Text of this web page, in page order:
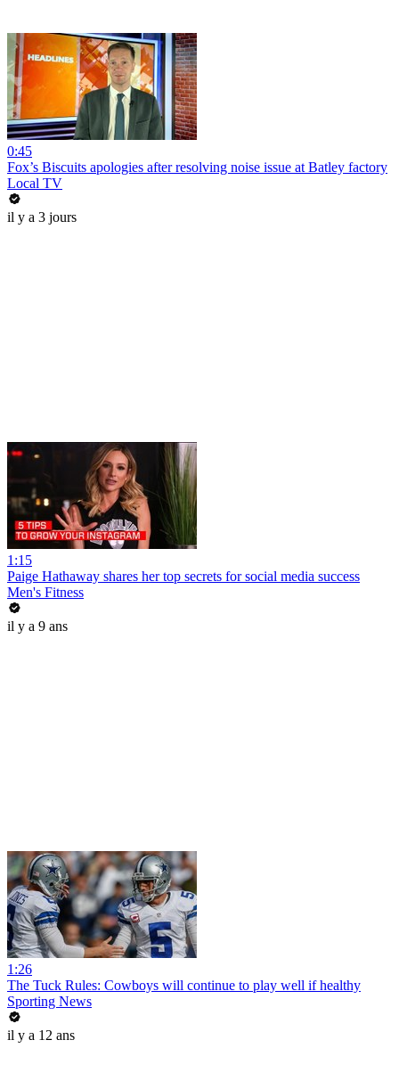
0:45
Fox’s Biscuits apologies after resolving noise issue at Batley factory
Local TV
il y a 3 jours
1:15
Paige Hathaway shares her top secrets for social media success
Men's Fitness
il y a 9 ans
1:26
The Tuck Rules: Cowboys will continue to play well if healthy
Sporting News
il y a 12 ans